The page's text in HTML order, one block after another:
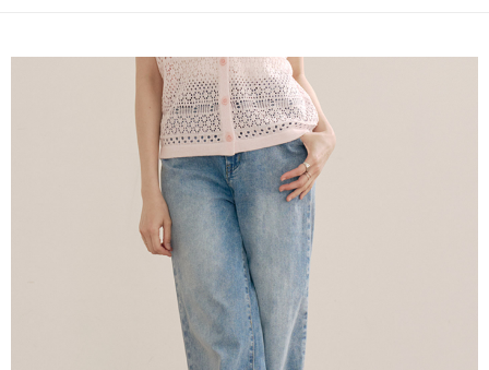
付款後全家取貨
每筆NT$60，滿NT$2,000(含以上)免運費
每筆NT$60，滿NT$2,000(含以上)免運費
每筆NT$60，滿NT$2,000(含以上)免運費
每筆NT$80，滿NT$2,000(含以上)免運費